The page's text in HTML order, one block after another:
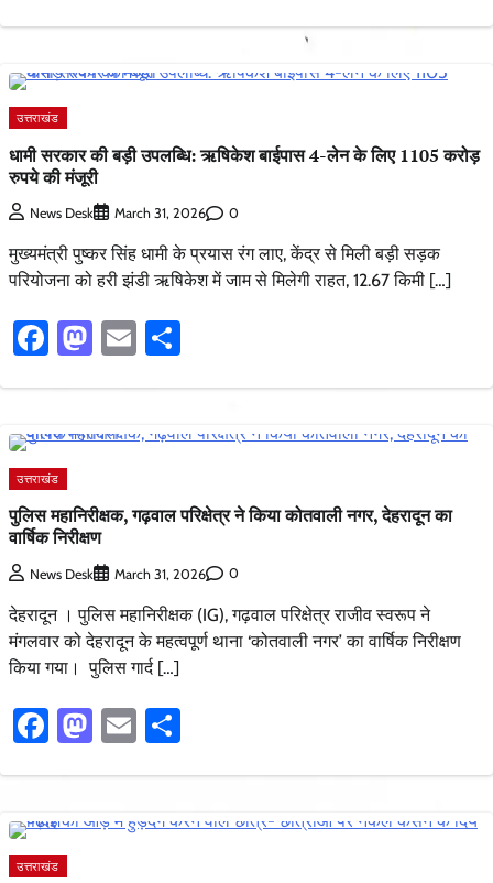
उत्तराखंड
धामी सरकार की बड़ी उपलब्धि: ऋषिकेश बाईपास 4-लेन के लिए 1105 करोड़
रुपये की मंजूरी
News Desk March 31, 2026 0
मुख्यमंत्री पुष्कर सिंह धामी के प्रयास रंग लाए, केंद्र से मिली बड़ी सड़क
परियोजना को हरी झंडी ऋषिकेश में जाम से मिलेगी राहत, 12.67 किमी […]
Facebook
Mastodon
Email
उत्तराखंड
पुलिस महानिरीक्षक, गढ़वाल परिक्षेत्र ने किया कोतवाली नगर, देहरादून का
वार्षिक निरीक्षण
News Desk March 31, 2026 0
देहरादून । पुलिस महानिरीक्षक (IG), गढ़वाल परिक्षेत्र राजीव स्वरूप ने
मंगलवार को देहरादून के महत्वपूर्ण थाना ‘कोतवाली नगर’ का वार्षिक निरीक्षण
किया गया। पुलिस गार्द […]
Facebook
Mastodon
Email
उत्तराखंड